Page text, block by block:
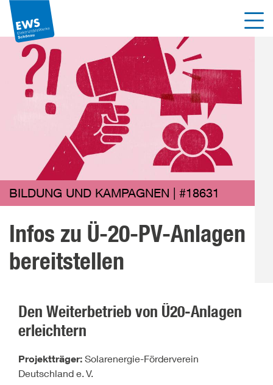
Direkt
zum
Inhalt
springen
BILDUNG UND KAMPAGNEN | #18631
Infos zu Ü-20-PV-Anlagen
bereitstellen
Den Weiterbetrieb von Ü20-Anlagen
erleichtern
Projektträger: Solarenergie-Förderverein
Deutschland e. V.